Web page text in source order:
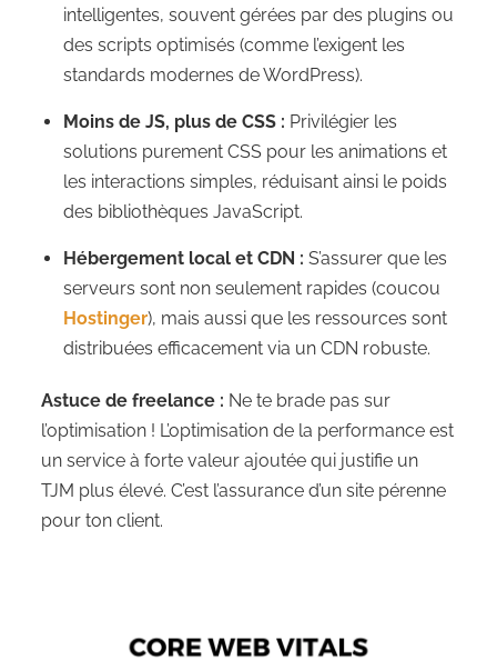
intelligentes, souvent gérées par des plugins ou
des scripts optimisés (comme l’exigent les
standards modernes de WordPress).
Moins de JS, plus de CSS : Privilégier les
solutions purement CSS pour les animations et
les interactions simples, réduisant ainsi le poids
des bibliothèques JavaScript.
Hébergement local et CDN : S’assurer que les
serveurs sont non seulement rapides (coucou
Hostinger), mais aussi que les ressources sont
distribuées efficacement via un CDN robuste.
Astuce de freelance : Ne te brade pas sur
l’optimisation ! L’optimisation de la performance est
un service à forte valeur ajoutée qui justifie un
TJM plus élevé. C’est l’assurance d’un site pérenne
pour ton client.